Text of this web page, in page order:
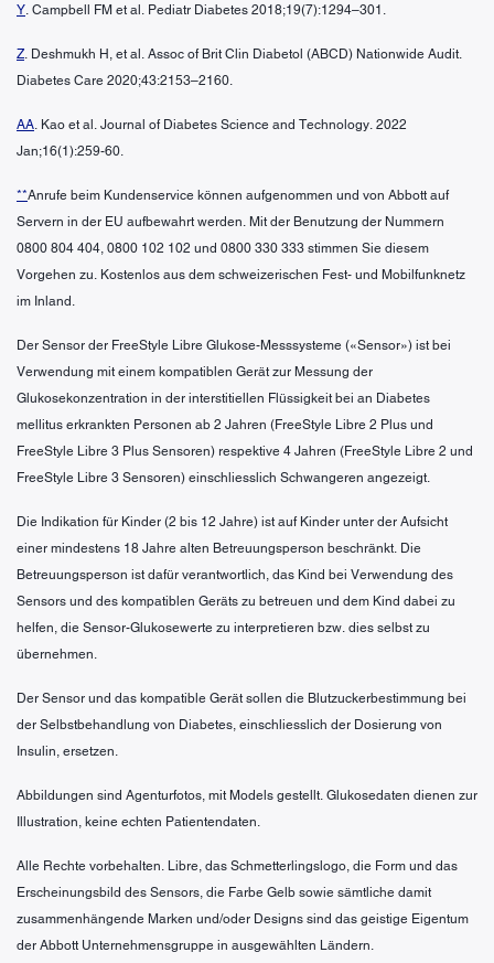
Y. Campbell FM et al. Pediatr Diabetes 2018;19(7):1294–301.
Z. Deshmukh H, et al. Assoc of Brit Clin Diabetol (ABCD) Nationwide Audit.
Diabetes Care 2020;43:2153–2160.
AA. Kao et al. Journal of Diabetes Science and Technology. 2022
Jan;16(1):259-60.
**Anrufe beim Kundenservice können aufgenommen und von Abbott auf
Servern in der EU aufbewahrt werden. Mit der Benutzung der Nummern
0800 804 404, 0800 102 102 und 0800 330 333 stimmen Sie diesem
Vorgehen zu. Kostenlos aus dem schweizerischen Fest- und Mobilfunknetz
im Inland.
Der Sensor der FreeStyle Libre Glukose-Messsysteme («Sensor») ist bei
Verwendung mit einem kompatiblen Gerät zur Messung der
Glukosekonzentration in der interstitiellen Flüssigkeit bei an Diabetes
mellitus erkrankten Personen ab 2 Jahren (FreeStyle Libre 2 Plus und
FreeStyle Libre 3 Plus Sensoren) respektive 4 Jahren (FreeStyle Libre 2 und
FreeStyle Libre 3 Sensoren) einschliesslich Schwangeren angezeigt.
Die Indikation für Kinder (2 bis 12 Jahre) ist auf Kinder unter der Aufsicht
einer mindestens 18 Jahre alten Betreuungsperson beschränkt. Die
Betreuungsperson ist dafür verantwortlich, das Kind bei Verwendung des
Sensors und des kompatiblen Geräts zu betreuen und dem Kind dabei zu
helfen, die Sensor-Glukosewerte zu interpretieren bzw. dies selbst zu
übernehmen.
Der Sensor und das kompatible Gerät sollen die Blutzuckerbestimmung bei
der Selbstbehandlung von Diabetes, einschliesslich der Dosierung von
Insulin, ersetzen.
Abbildungen sind Agenturfotos, mit Models gestellt. Glukosedaten dienen zur
Illustration, keine echten Patientendaten.
Alle Rechte vorbehalten. Libre, das Schmetterlingslogo, die Form und das
Erscheinungsbild des Sensors, die Farbe Gelb sowie sämtliche damit
zusammenhängende Marken und/oder Designs sind das geistige Eigentum
der Abbott Unternehmensgruppe in ausgewählten Ländern.